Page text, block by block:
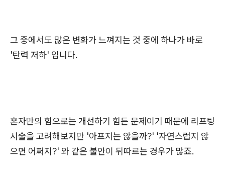
그 중에서도 많은 변화가 느껴지는 것 중에 하나가 바로
'탄력 저하' 입니다.
혼자만의 힘으로는 개선하기 힘든 문제이기 때문에 리프팅
시술을 고려해보지만 '아프지는 않을까?' '자연스럽지 않
으면 어쩌지?' 와 같은 불안이 뒤따르는 경우가 많죠.